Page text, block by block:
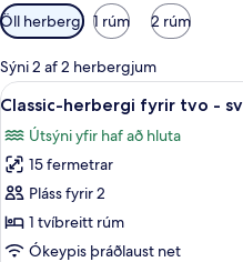
Síur
í
boði
fyrir
herbergi
Öll herbergi 1 rúm 2 rúm
Sýni 2 af 2 herbergjum
Skoða
allar
myndir
fyrir
Classic-
herbergi
fyrir
4
Classic-herbergi fyrir tvo -
Útsýni yfir haf að hluta
15 fermetrar
Pláss fyrir 2
1 tvíbreitt rúm
Ókeypis þráðlaust net